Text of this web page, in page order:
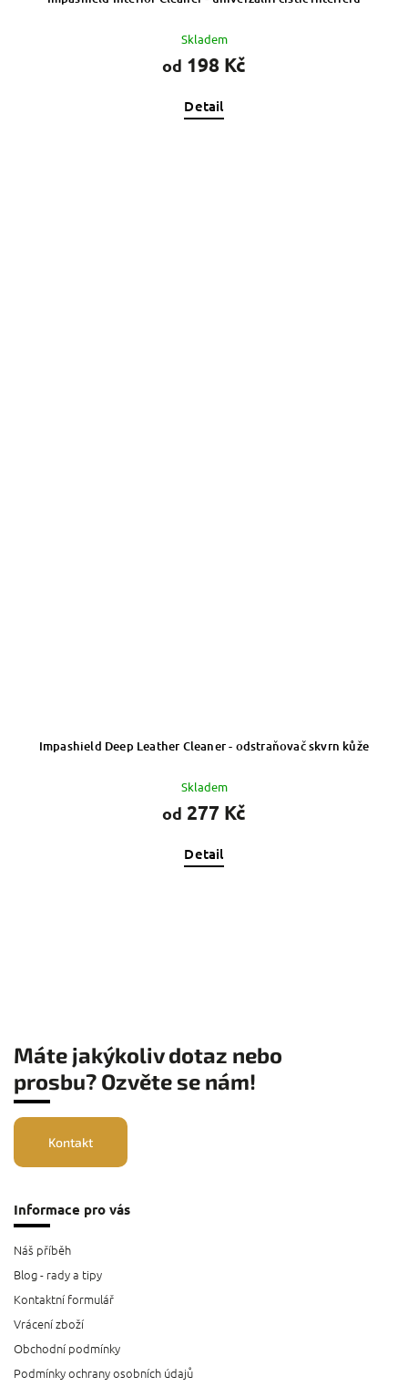
Skladem
od 198 Kč
Detail
Impashield Deep Leather Cleaner - odstraňovač skvrn kůže
Skladem
od 277 Kč
Detail
Máte jakýkoliv dotaz nebo
prosbu? Ozvěte se nám!
Kontakt
Informace pro vás
Náš příběh
Blog - rady a tipy
Kontaktní formulář
Vrácení zboží
Obchodní podmínky
Podmínky ochrany osobních údajů